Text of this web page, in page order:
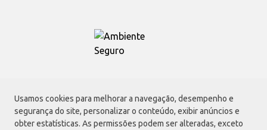
Usamos cookies para melhorar a navegação, desempenho e
segurança do site, personalizar o conteúdo, exibir anúncios e
obter estatísticas. As permissões podem ser alteradas, exceto
Atacadão S.A.
Avenida Morvan Dias de Figueiredo, 6169, Vila Maria, São Paulo - SP | CEP
02170-901 | CNPJ: 75.315.333/0001-09